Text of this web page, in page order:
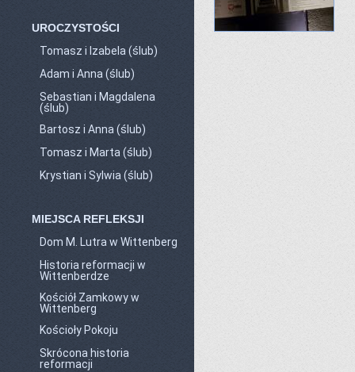
UROCZYSTOŚCI
Tomasz i Izabela (ślub)
Adam i Anna (ślub)
Sebastian i Magdalena
(ślub)
Bartosz i Anna (ślub)
Tomasz i Marta (ślub)
Krystian i Sylwia (ślub)
MIEJSCA REFLEKSJI
Dom M. Lutra w Wittenberg
Historia reformacji w
Wittenberdze
Kościół Zamkowy w
Wittenberg
Kościoły Pokoju
Skrócona historia
reformacji